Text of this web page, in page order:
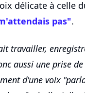
délicate à celle
pas".
travailler,
aussi une prise
d'une voix